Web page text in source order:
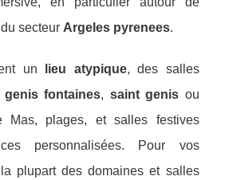
secteur Argeles pyrenees.
un lieu atypique, des salles
genis fontaines, saint genis ou
Mas, plages, et salles festives
personnalisées. Pour vos
plupart des domaines et salles